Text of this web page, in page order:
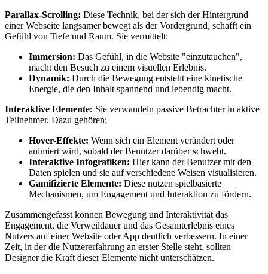
Parallax-Scrolling: Diese Technik, bei der sich der Hintergrund
einer Webseite langsamer bewegt als der Vordergrund, schafft ein
Gefühl von Tiefe und Raum. Sie vermittelt:
Immersion: Das Gefühl, in die Website "einzutauchen",
macht den Besuch zu einem visuellen Erlebnis.
Dynamik: Durch die Bewegung entsteht eine kinetische
Energie, die den Inhalt spannend und lebendig macht.
Interaktive Elemente: Sie verwandeln passive Betrachter in aktive
Teilnehmer. Dazu gehören:
Hover-Effekte: Wenn sich ein Element verändert oder
animiert wird, sobald der Benutzer darüber schwebt.
Interaktive Infografiken: Hier kann der Benutzer mit den
Daten spielen und sie auf verschiedene Weisen visualisieren.
Gamifizierte Elemente: Diese nutzen spielbasierte
Mechanismen, um Engagement und Interaktion zu fördern.
Zusammengefasst können Bewegung und Interaktivität das
Engagement, die Verweildauer und das Gesamterlebnis eines
Nutzers auf einer Website oder App deutlich verbessern. In einer
Zeit, in der die Nutzererfahrung an erster Stelle steht, sollten
Designer die Kraft dieser Elemente nicht unterschätzen.